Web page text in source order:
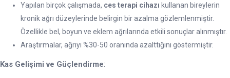
Yapılan birçok çalışmada, ces terapi cihazı kullanan bireylerin
kronik ağrı düzeylerinde belirgin bir azalma gözlemlenmiştir.
Özellikle bel, boyun ve eklem ağrılarında etkili sonuçlar alınmıştır.
Araştırmalar, ağrıyı %30-50 oranında azalttığını göstermiştir.
Kas Gelişimi ve Güçlendirme: